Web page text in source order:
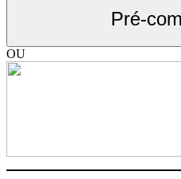
2
vitesses
Pré-
OU